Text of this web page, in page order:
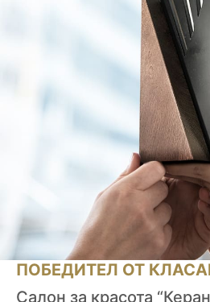
ПОБЕДИТЕЛ ОТ
Салон за красота